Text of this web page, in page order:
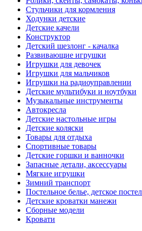
Стульчики для кормления
Ходунки детские
Детские качели
Конструктор
Детский шезлонг - качалка
Развивающие игрушки
Игрушки для девочек
Игрушки для мальчиков
Игрушки на радиоуправлении
Детские мультибуки и ноутбуки
Музыкальные инструменты
Автокресла
Детские настольные игры
Детские коляски
Товары для отдыха
Спортивные товары
Детские горшки и ванночки
Запасные детали, аксессуары
Мягкие игрушки
Зимний транспорт
Постельное белье, детское
Детские кроватки манежи
Сборные модели
Кровати